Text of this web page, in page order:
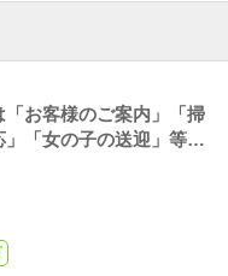
「お客様のご案内」「掃
」「女の子の送迎」等で